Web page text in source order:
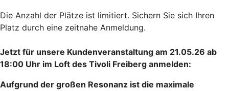
Die Anzahl der Plätze ist limitiert. Sichern Sie sich Ihren
Platz durch eine zeitnahe Anmeldung.
Jetzt für unsere Kundenveranstaltung am 21.05.26 ab
18:00 Uhr im Loft des Tivoli Freiberg anmelden:
Aufgrund der großen Resonanz ist die maximale